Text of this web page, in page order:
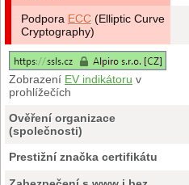
Podpora ECC (Elliptic Curve
Cryptography)
Zobrazení EV indikátoru v
prohlížečích
Ověření organizace
(společnosti)
Prestižní značka certifikátu